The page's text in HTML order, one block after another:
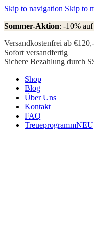
Skip to navigation Skip to
Sommer-Aktion: -10%
Versandkostenfrei ab €120,-
Sofort versandfertig
Sichere Bezahlung durch
Shop
Blog
Über Uns
Kontakt
FAQ
TreueprogrammNEU